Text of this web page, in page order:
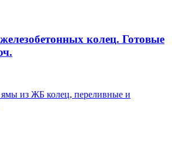
колец. Готовые
из ЖБ колец, переливные и